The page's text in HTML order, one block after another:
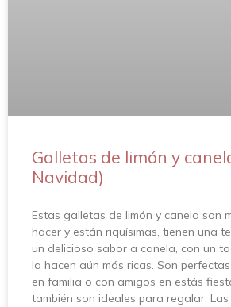
Galletas de limón y
Navidad)
Estas galletas de limón y canela son
hacer y están riquísimas, tienen una
un delicioso sabor a canela, con un
la hacen aún más ricas. Son
en familia o con amigos en estás
también son ideales para regalar.